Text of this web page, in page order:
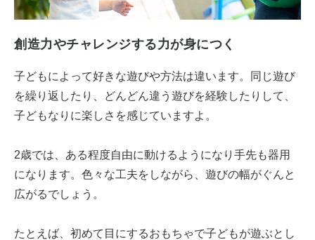
創造力やチャレンジする力が身につく
子どもによって好きな遊びや方法は違います。同じ遊び
を繰り返したり、どんどん違う遊びを経験したりして、
子どもなりに楽しさを感じていますよ。
2歳では、ある程度自由に動けるようになり手先も器用
になります。色々な工夫をしながら、遊びの幅がぐんと
広がるでしょう。
たとえば、初めて目にするおもちゃで子どもが遊ぶとし